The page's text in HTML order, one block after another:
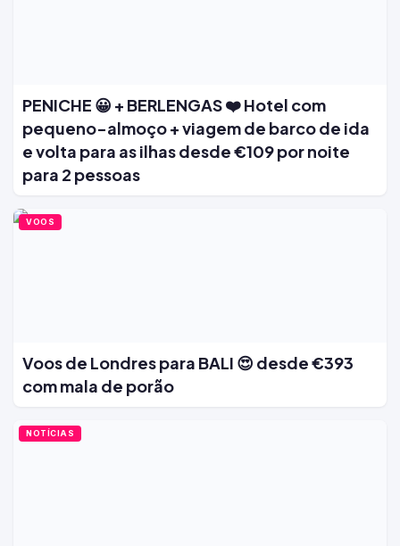
PENICHE 😀 + BERLENGAS ❤️ Hotel com
pequeno-almoço + viagem de barco de ida
e volta para as ilhas desde €109 por noite
para 2 pessoas
VOOS
Voos de Londres para BALI 😍 desde €393
com mala de porão
NOTÍCIAS